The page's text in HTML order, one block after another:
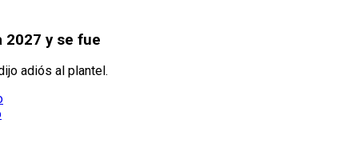
2027 y se fue
adiós al plantel.